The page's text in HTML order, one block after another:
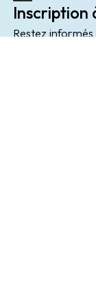
Inscription
Restez